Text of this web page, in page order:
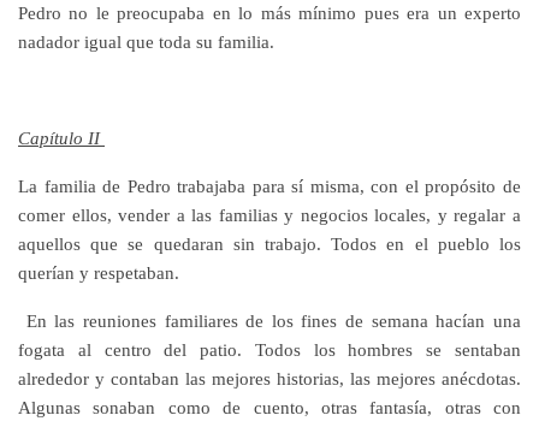
Pedro no le preocupaba en lo más mínimo pues era un experto
nadador igual que toda su familia.
Capítulo II
La familia de Pedro trabajaba para sí misma, con el propósito de
comer ellos, vender a las familias y negocios locales, y regalar a
aquellos que se quedaran sin trabajo. Todos en el pueblo los
querían y respetaban.
En las reuniones familiares de los fines de semana hacían una
fogata al centro del patio. Todos los hombres se sentaban
alrededor y contaban las mejores historias, las mejores anécdotas.
Algunas sonaban como de cuento, otras fantasía, otras con